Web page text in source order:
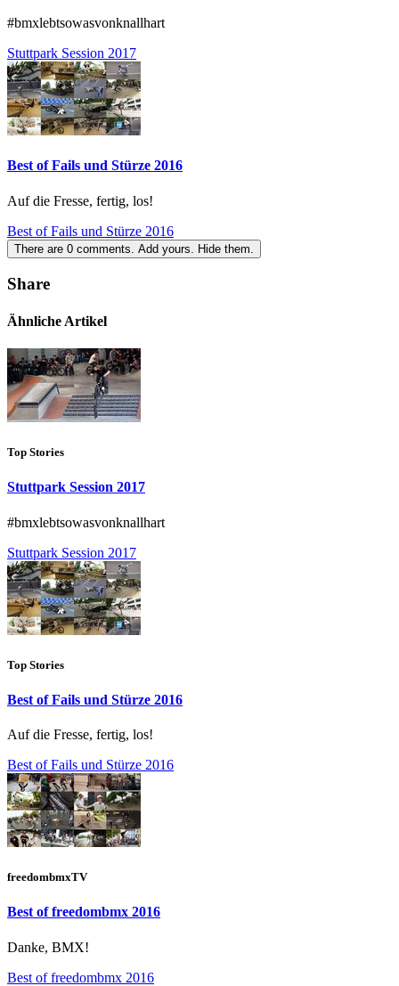
#bmxlebtsowasvonknallhart
Stuttpark Session 2017
Best of Fails und Stürze 2016
Auf die Fresse, fertig, los!
Best of Fails und Stürze 2016
There are 0 comments. Add yours. Hide them.
Share
Ähnliche Artikel
Top Stories
Stuttpark Session 2017
#bmxlebtsowasvonknallhart
Stuttpark Session 2017
Top Stories
Best of Fails und Stürze 2016
Auf die Fresse, fertig, los!
Best of Fails und Stürze 2016
freedombmxTV
Best of freedombmx 2016
Danke, BMX!
Best of freedombmx 2016